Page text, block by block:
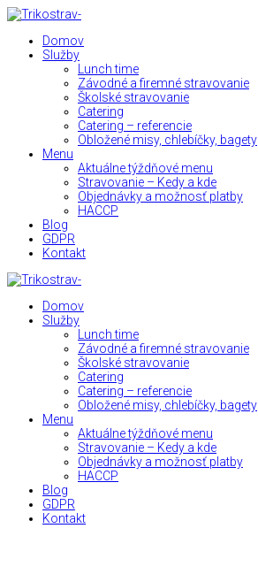
Domov
Služby
Lunch time
Závodné a firemné stravovanie
Školské stravovanie
Catering
Catering – referencie
Obložené misy, chlebíčky, bagety
Menu
Aktuálne týždňové menu
Stravovanie – Kedy a kde
Objednávky a možnosť platby
HACCP
Blog
GDPR
Kontakt
Domov
Služby
Lunch time
Závodné a firemné stravovanie
Školské stravovanie
Catering
Catering – referencie
Obložené misy, chlebíčky, bagety
Menu
Aktuálne týždňové menu
Stravovanie – Kedy a kde
Objednávky a možnosť platby
HACCP
Blog
GDPR
Kontakt